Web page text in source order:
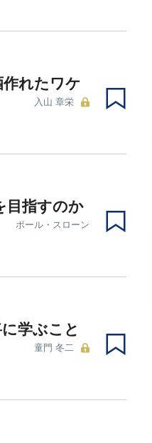
れたワケ
入山 章栄
目指すのか
ポール・スローン
学ぶこと
童門 冬二